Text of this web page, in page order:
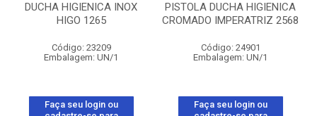
DUCHA HIGIENICA INOX
HIGO 1265
Código: 23209
Embalagem: UN/1
Faça seu login ou
PISTOLA DUCHA HIGIENICA
CROMADO IMPERATRIZ 2568
Código: 24901
Embalagem: UN/1
Faça seu login ou